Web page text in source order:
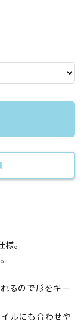
。
るので形をキー
ルにも合わせや